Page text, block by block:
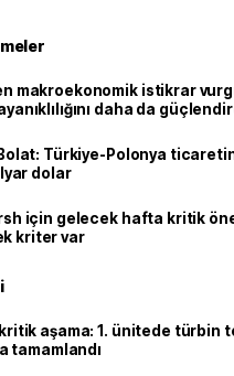
makroekonomik istikrar
daha da
Türkiye-Polonya
dolar
için gelecek hafta kritik
kriter var
aşama: 1. ünitede türbin
tamamlandı